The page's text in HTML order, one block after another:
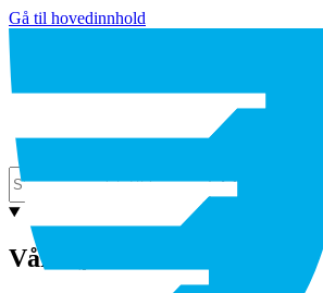
Gå til hovedinnhold
Våre tjenester